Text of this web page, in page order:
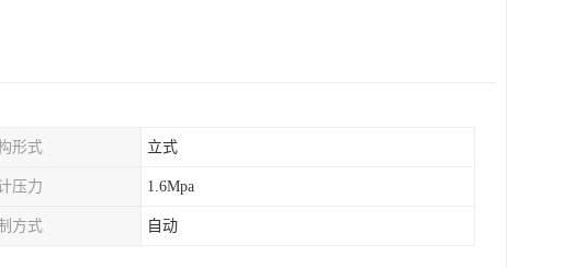
形式 立式
压力 1.6Mpa
方式 自动